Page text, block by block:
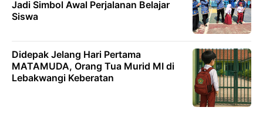
Jadi Simbol Awal Perjalanan Belajar
Siswa
Didepak Jelang Hari Pertama
MATAMUDA, Orang Tua Murid MI di
Lebakwangi Keberatan